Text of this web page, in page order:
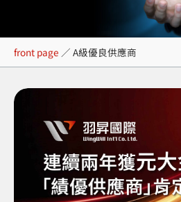
A級優良供應商
front page ／ A級優良供應商